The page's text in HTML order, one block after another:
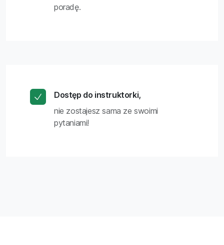
poradę.
Dostęp do instruktorki,
nie zostajesz sama ze swoimi
pytaniami!